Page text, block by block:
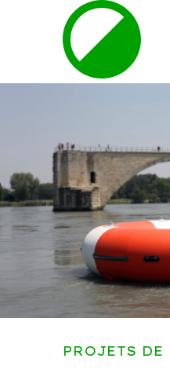
PROJETS